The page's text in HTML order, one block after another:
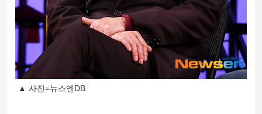
▲ 사진=뉴스엔DB